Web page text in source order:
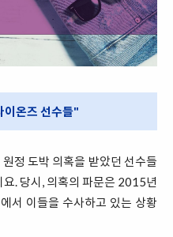
이온즈 선수들"
정 도박 의혹을 받았던 선수들
. 당시, 의혹의 파문은 2015년
서 이들을 수사하고 있는 상황